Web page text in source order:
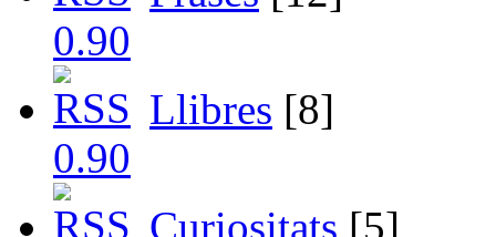
Llibres [8]
Curiositats [5]